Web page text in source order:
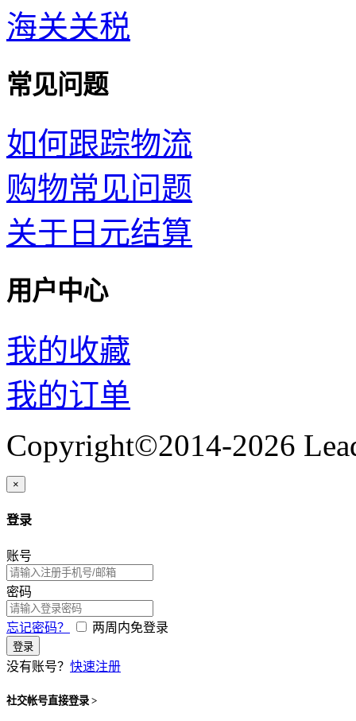
海关关税
常见问题
如何跟踪物流
购物常见问题
关于日元结算
用户中心
我的收藏
我的订单
Copyright©2014-2026
×
登录
账号
密码
忘记密码？ 两周内免登录
登录
没有账号？ 快速注册
社交帐号直接登录 >